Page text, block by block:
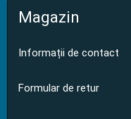
Magazin
Informații de contact
Formular de retur